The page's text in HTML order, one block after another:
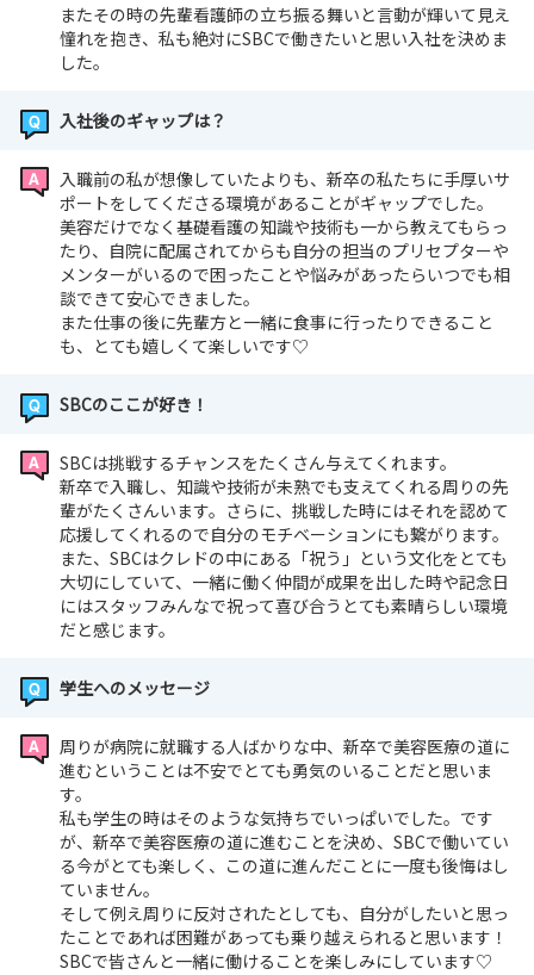
またその時の先輩看護師の立ち振る舞いと言動が輝いて見え
憧れを抱き、私も絶対にSBCで働きたいと思い入社を決めま
した。
入社後のギャップは？
入職前の私が想像していたよりも、新卒の私たちに手厚いサ
ポートをしてくださる環境があることがギャップでした。
美容だけでなく基礎看護の知識や技術も一から教えてもらっ
たり、自院に配属されてからも自分の担当のプリセプターや
メンターがいるので困ったことや悩みがあったらいつでも相
談できて安心できました。
また仕事の後に先輩方と一緒に食事に行ったりできること
も、とても嬉しくて楽しいです♡
SBCのここが好き！
SBCは挑戦するチャンスをたくさん与えてくれます。
新卒で入職し、知識や技術が未熟でも支えてくれる周りの先
輩がたくさんいます。さらに、挑戦した時にはそれを認めて
応援してくれるので自分のモチベーションにも繋がります。
また、SBCはクレドの中にある「祝う」という文化をとても
大切にしていて、一緒に働く仲間が成果を出した時や記念日
にはスタッフみんなで祝って喜び合うとても素晴らしい環境
だと感じます。
学生へのメッセージ
周りが病院に就職する人ばかりな中、新卒で美容医療の道に
進むということは不安でとても勇気のいることだと思いま
す。
私も学生の時はそのような気持ちでいっぱいでした。です
が、新卒で美容医療の道に進むことを決め、SBCで働いてい
る今がとても楽しく、この道に進んだことに一度も後悔はし
ていません。
そして例え周りに反対されたとしても、自分がしたいと思っ
たことであれば困難があっても乗り越えられると思います！
SBCで皆さんと一緒に働けることを楽しみにしています♡